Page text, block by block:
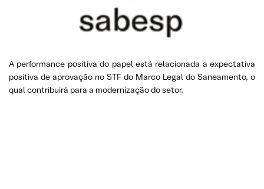
A performance positiva do papel está relacionada a expectativa
positiva de aprovação no STF do Marco Legal do Saneamento, o
qual contribuirá para a modernização do setor.